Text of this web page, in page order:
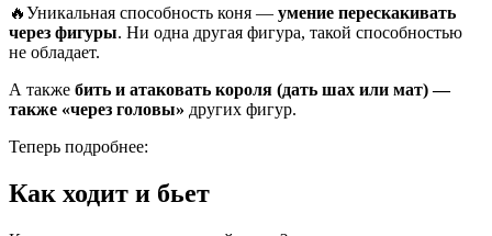
🔥Уникальная способность коня — умение перескакивать
через фигуры. Ни одна другая фигура, такой способностью
не обладает.
А также бить и атаковать короля (дать шах или мат) —
также «через головы» других фигур.
Теперь подробнее:
Как ходит и бьет